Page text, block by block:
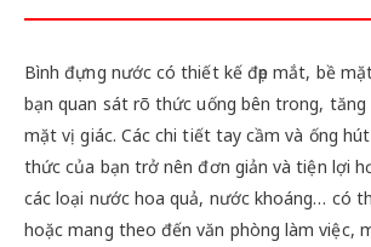
Bình đựng nước có thiết kế đẹp mắt, bề
bạn quan sát rõ thức uống bên trong, tăng
mặt vị giác. Các chi tiết tay cầm và ống
thức của bạn trở nên đơn giản và tiện lợi
các loại nước hoa quả, nước khoáng… có
hoặc mang theo đến văn phòng làm việc,